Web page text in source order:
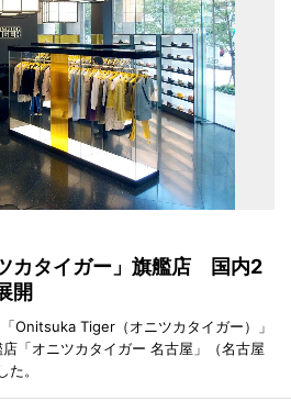
カタイガー」旗艦店 国内2
開
Onitsuka Tiger（オニツカタイガー）」
「オニツカタイガー 名古屋」（名古屋
。